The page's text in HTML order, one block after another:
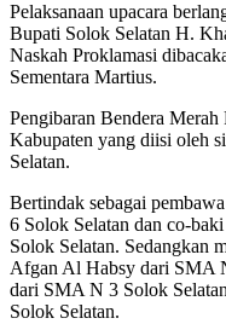
Pelaksanaan upacara
Bupati Solok Selatan H.
Naskah Proklamasi
Sementara Martius.
Pengibaran Bendera
Kabupaten yang diisi oleh
Selatan.
Bertindak sebagai
6 Solok Selatan dan co-
Solok Selatan. Sedangkan
Afgan Al Habsy dari SMA
dari SMA N 3 Solok
Solok Selatan.